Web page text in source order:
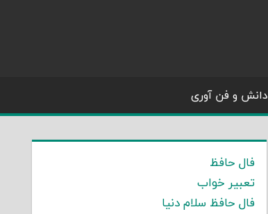
دانش و فن آوری
فال حافظ
تعبیر خواب
فال حافظ سلام دنیا